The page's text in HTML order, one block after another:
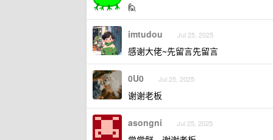
🙋
imtudou Jul 25, 2025
感谢大佬~先留言先留言
0U0 Jul 25, 2025
谢谢老板
asongni Jul 25, 2025